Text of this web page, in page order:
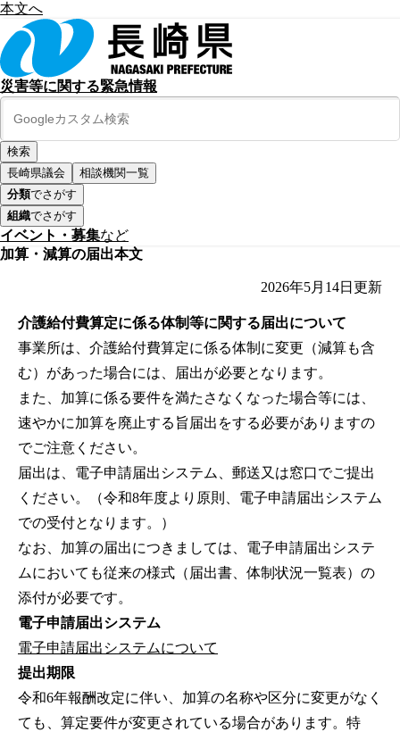
本文へ
災害等に関する緊急情報
長崎県議会
相談機関一覧
分類でさがす
組織でさがす
イベント・募集など
加算・減算の届出本文
2026年5月14日 更新
介護給付費算定に係る体制等に関する届出について
事業所は、介護給付費算定に係る体制に変更（減算も含
む）があった場合には、届出が必要となります。
また、加算に係る要件を満たさなくなった場合等には、
速やかに加算を廃止する旨届出をする必要がありますの
でご注意ください。
届出は、電子申請届出システム、郵送又は窓口でご提出
ください。（令和8年度より原則、電子申請届出システム
での受付となります。）
なお、加算の届出につきましては、電子申請届出システ
ムにおいても従来の様式（届出書、体制状況一覧表）の
添付が必要です。
電子申請届出システム
電子申請届出システムについて
提出期限
令和6年報酬改定に伴い、加算の名称や区分に変更がなく
ても、算定要件が変更されている場合があります。特